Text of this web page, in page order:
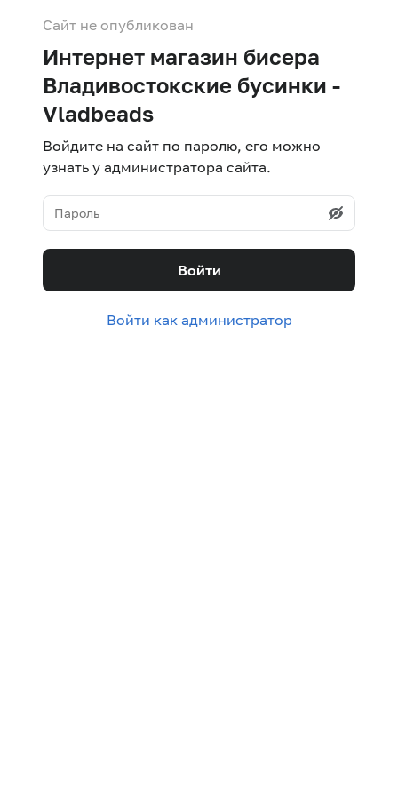
Сайт не опубликован
Интернет магазин бисера
Владивостокские бусинки -
Vladbeads
Войдите на сайт по паролю, его можно
узнать у администратора сайта.
Войти
Войти как администратор